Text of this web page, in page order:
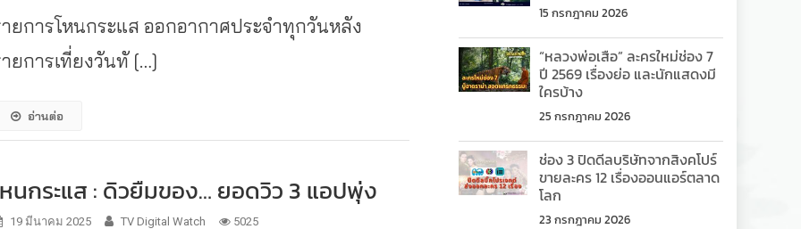
ยการโหนกระแส ออกอากาศประจำทุกวันหลัง
ยการเที่ยงวันทั […]
อ่านต่อ
นกระแส : ดิวยืมของ… ยอดวิว 3 แอปพุ่ง
19 มีนาคม 2025 TV Digital Watch 5025
15 กรกฎาคม 2026
“หลวงพ่อเสือ” ละครใหม่ช่อง 7
ปี 2569 เรื่องย่อ และนักแสดงมี
ใครบ้าง
25 กรกฎาคม 2026
ช่อง 3 ปิดดีลบริษัทจากสิงคโปร์
ขายละคร 12 เรื่องออนแอร์ตลาด
โลก
23 กรกฎาคม 2026